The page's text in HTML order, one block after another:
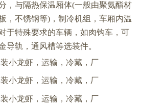
，与隔热保温厢体(一般由聚氨酯材
，不锈钢等)，制冷机组，车厢内温
于特殊要求的车辆，如肉钩车，可
导轨，通风槽等选装件。